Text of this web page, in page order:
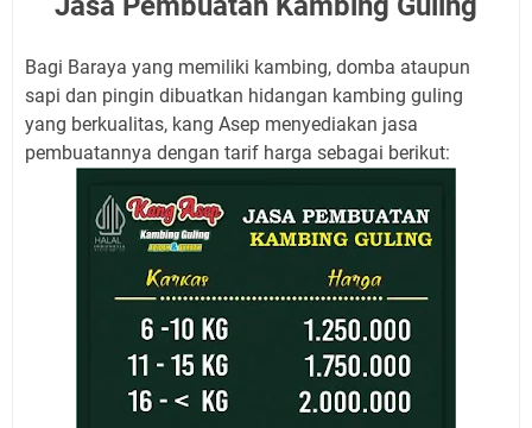
Bagi Baraya yang memiliki kambing, domba ataupun
sapi dan pingin dibuatkan hidangan kambing guling
yang berkualitas, kang Asep menyediakan jasa
pembuatannya dengan tarif harga sebagai berikut: